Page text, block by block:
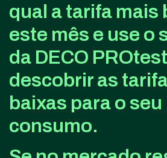
qual a tarifa mais
este mês e use o
da DECO
descobrir as
baixas para o
consumo.